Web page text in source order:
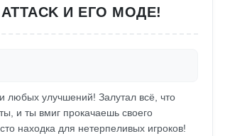
И ЕГО МОДЕ!
любых улучшений! Залутал всё, что
и ты вмиг прокачаешь своего
находка для нетерпеливых игроков!